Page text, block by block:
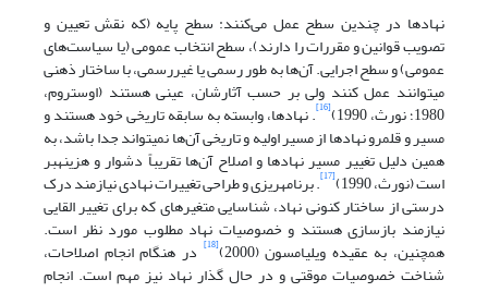
نهادها در چندین سطح عمل می‌کنند: سطح پایه (که نقش تعیین و
تصویب قوانین و مقررات را دارند)، سطح انتخاب عمومی (یا سیاست‌های
عمومی) و سطح اجرایی. آن‌ها به طور رسمی یا غیررسمی، با ساختار ذهنی
می‏توانند عمل کنند ولی بر حسب آثارشان، عینی هستند (اوستروم،
1980؛ نورث، 1990) [16] . نهادها، وابسته به سابقه تاریخی خود هستند و
مسیر و قلمرو نهادها از مسیر اولیه و تاریخی آن‌ها نمی‏تواند جدا باشد، به
همین دلیل تغییر مسیر نهادها و اصلاح آن‌ها تقریباً دشوار و هزینه‏بر
است (نورث، 1990) [17] . برنامه‏ریزی و طراحی تغییرات نهادی نیازمند درک
درستی از ساختار کنونی نهاد، شناسایی متغیرهای که برای تغییر القایی
نیازمند بازسازی هستند و خصوصیات نهاد مطلوب مورد نظر است.
هم‏چنین، به عقیده ویلیامسون (2000) [18] در هنگام انجام اصلاحات،
شناخت خصوصیات موقتی و در حال گذار نهاد نیز مهم است. انجام